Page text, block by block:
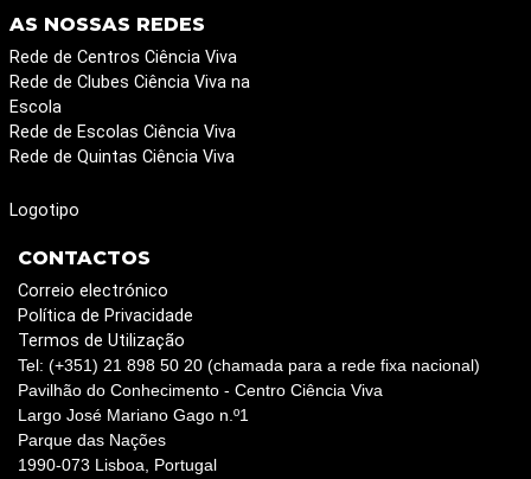
AS NOSSAS REDES
Rede de Centros Ciência Viva
Rede de Clubes Ciência Viva na
Escola
Rede de Escolas Ciência Viva
Rede de Quintas Ciência Viva
Logotipo
CONTACTOS
Correio electrónico
Política de Privacidade
Termos de Utilização
Tel: (+351) 21 898 50 20 (chamada para a rede fixa nacional)
Pavilhão do Conhecimento - Centro Ciência Viva
Largo José Mariano Gago n.º1
Parque das Nações
1990-073 Lisboa, Portugal